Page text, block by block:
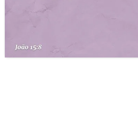
PERGUNTE À BÍBLIA